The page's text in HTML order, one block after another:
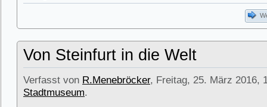
Von Steinfurt in die Welt
Verfasst von R.Menebröcker, Freitag, 25. März 2016,
Stadtmuseum.